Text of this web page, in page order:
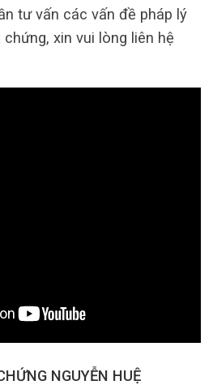
tư vấn các vấn đề pháp lý
xin vui lòng liên hệ
NGUYỄN HUỆ